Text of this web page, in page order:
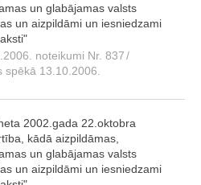
un glabājamas valsts
un aizpildāmi un iesniedzami
noteikumi Nr. 837/
spēkā 13.10.2006.
2002.gada 22.oktobra
kādā aizpildāmas,
un glabājamas valsts
un aizpildāmi un iesniedzami